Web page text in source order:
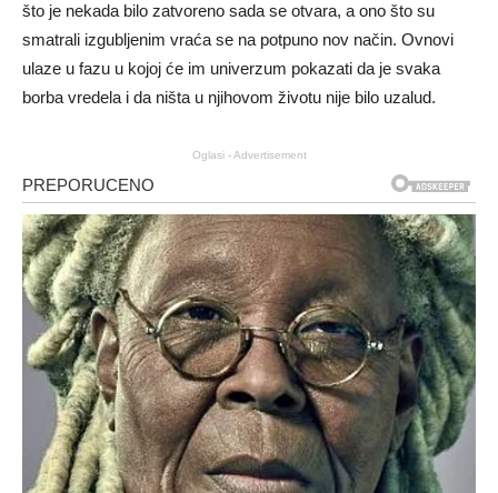
što je nekada bilo zatvoreno sada se otvara, a ono što su
smatrali izgubljenim vraća se na potpuno nov način. Ovnovi
ulaze u fazu u kojoj će im univerzum pokazati da je svaka
borba vredela i da ništa u njihovom životu nije bilo uzalud.
Oglasi - Advertisement